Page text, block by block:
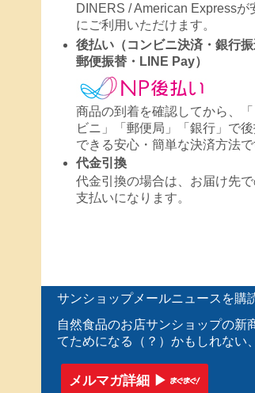
DINERS / American Expressが
にご利用いただけます。
後払い（コンビニ決済・銀行振
郵便振替・LINE Pay）
商品の到着を確認してから、
ビニ」「郵便局」「銀行」で
できる安心・簡単な決済方法で
代金引換
代金引換の場合は、お届け先
支払いになります。
サンショップメールニュースを購
自然食品のお店サンショップの新
てためになる（？）かもしれない
メルマガ詳細 ▶︎